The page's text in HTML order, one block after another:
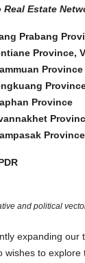
Real Estate
Prabang
Province,
Province
Province
and political
expanding our
wishes to
$295,000
$2,300 /
6401-
Rent or
Laos,